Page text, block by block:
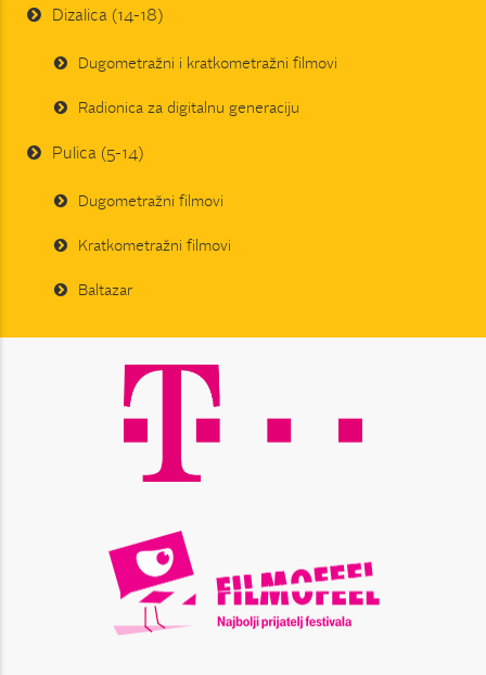
Dizalica (14-18)
Dugometražni i kratkometražni filmovi
Radionica za digitalnu generaciju
Pulica (5-14)
Dugometražni filmovi
Kratkometražni filmovi
Baltazar